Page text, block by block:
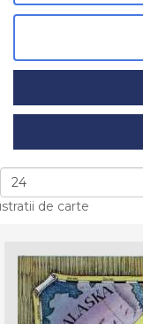
de carte